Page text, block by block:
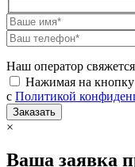
Наш оператор
Нажимая на кнопку
с Политикой
×
Ваша заявка